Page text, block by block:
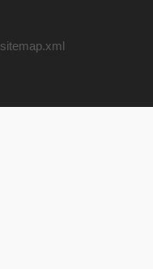
sitemap.xml